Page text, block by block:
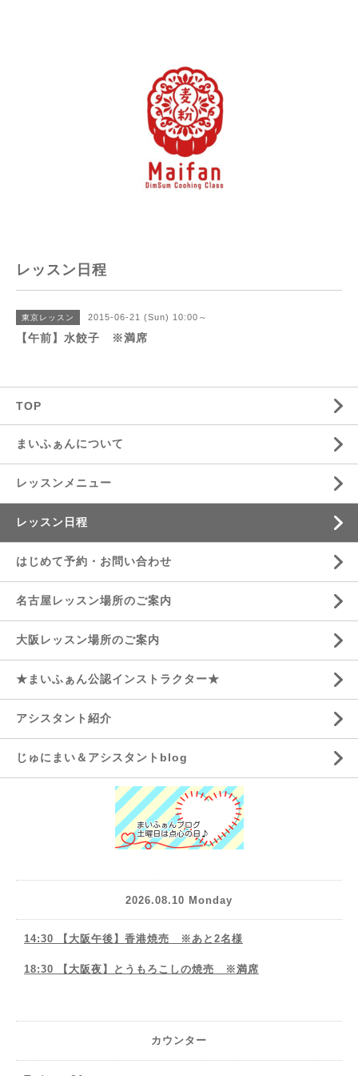
レッスン日程
東京レッスン 2015-06-21 (Sun) 10:00～
【午前】水餃子 ※満席
TOP
まいふぁんについて
レッスンメニュー
レッスン日程
はじめて予約・お問い合わせ
名古屋レッスン場所のご案内
大阪レッスン場所のご案内
★まいふぁん公認インストラクター★
アシスタント紹介
じゅにまい＆アシスタントblog
2026.08.10 Monday
14:30 【大阪午後】香港焼売 ※あと2名様
18:30 【大阪夜】とうもろこしの焼売 ※満席
カウンター